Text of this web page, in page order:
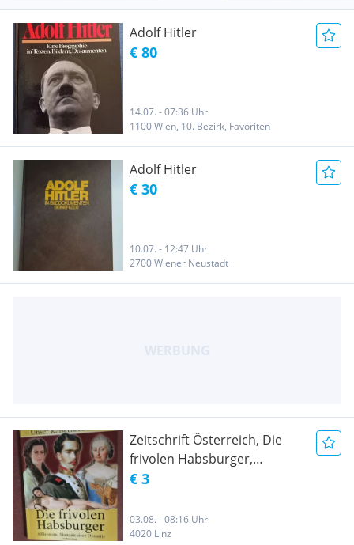
Adolf Hitler
€ 80
14.07. - 07:36 Uhr
1100 Wien, 10. Bezirk, Favoriten
Adolf Hitler
€ 30
10.07. - 12:47 Uhr
2700 Wiener Neustadt
Zeitschrift Österreich, Die
frivolen Habsburger,
Geschichte Österreichs,
Untergang, Adolf Hitler, der
Weg zur Macht, Adolf Hitler,
€ 3
03.08. - 08:16 Uhr
4020 Linz